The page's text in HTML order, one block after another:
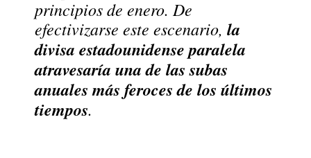
principios de enero. De
efectivizarse este escenario, la
divisa estadounidense paralela
atravesaría una de las subas
anuales más feroces de los últimos
tiempos.